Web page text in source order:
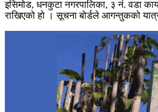
इसिमोड, धनकुटा नगरपालिका, ३ नं. वडा
राखिएको हो । सूचना बोर्डले आगन्तुकको